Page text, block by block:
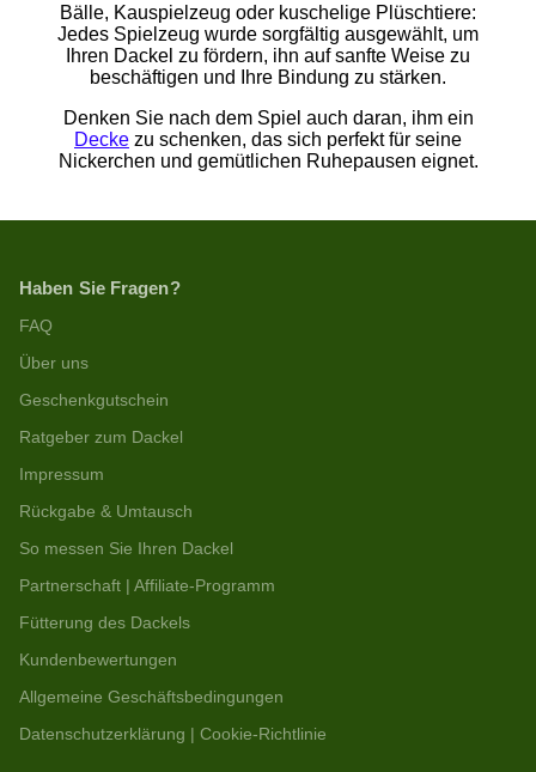
Bälle, Kauspielzeug oder kuschelige Plüschtiere:
Jedes Spielzeug wurde sorgfältig ausgewählt, um
Ihren Dackel zu fördern, ihn auf sanfte Weise zu
beschäftigen und Ihre Bindung zu stärken.
Denken Sie nach dem Spiel auch daran, ihm ein
Decke zu schenken, das sich perfekt für seine
Nickerchen und gemütlichen Ruhepausen eignet.
Haben Sie Fragen?
FAQ
Über uns
Geschenkgutschein
Ratgeber zum Dackel
Impressum
Rückgabe & Umtausch
So messen Sie Ihren Dackel
Partnerschaft | Affiliate-Programm
Fütterung des Dackels
Kundenbewertungen
Allgemeine Geschäftsbedingungen
Datenschutzerklärung | Cookie-Richtlinie